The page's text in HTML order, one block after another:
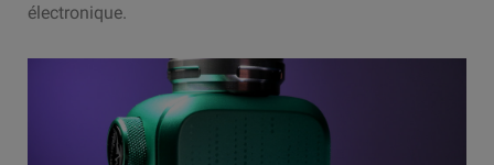
électronique.